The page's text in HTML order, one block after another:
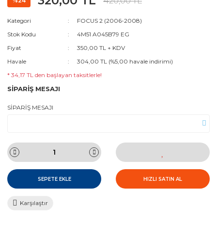
Kategori
FOCUS 2 (2006-2008)
Stok Kodu
4M51 A045B79 EG
Fiyat
350,00 TL + KDV
Havale
304,00 TL (%5,00 havale indirimi)
* 34,17 TL den başlayan taksitlerle!
SİPARİŞ MESAJI
SİPARİŞ MESAJI
SEPETE EKLE HIZLI SATIN AL
Karşılaştır